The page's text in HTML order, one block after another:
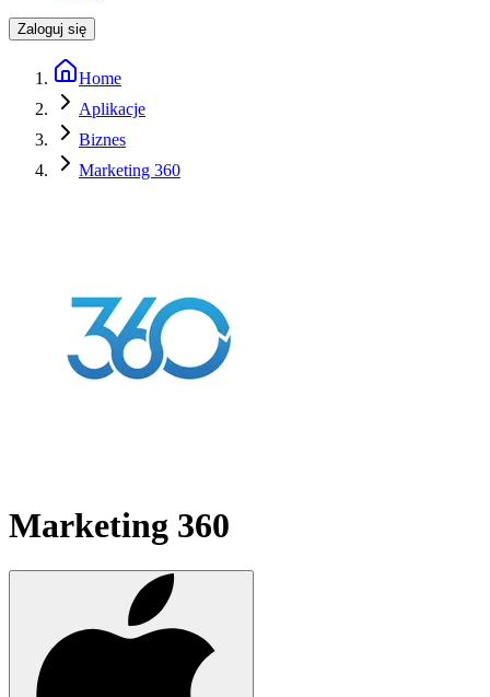
Zaloguj się
Home
Aplikacje
Biznes
Marketing 360
Marketing 360